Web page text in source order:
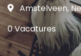
Amstelveen,
0 Vacatures